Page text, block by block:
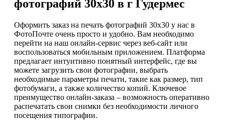
фотографий 30х30 в г Гудермес
Оформить заказ на печать фотографий 30х30 у нас в
ФотоПочте очень просто и удобно. Вам необходимо
перейти на наш онлайн-сервис через веб-сайт или
воспользоваться мобильным приложением. Платформа
предлагает интуитивно понятный интерфейс, где вы
можете загрузить свои фотографии, выбрать
необходимые параметры печати, такие как размер, тип
фотобумаги, а также количество копий. Ключевое
преимущество онлайн-заказа – возможность оперативно
распечатать свои снимки без необходимости личного
посещения типографии.